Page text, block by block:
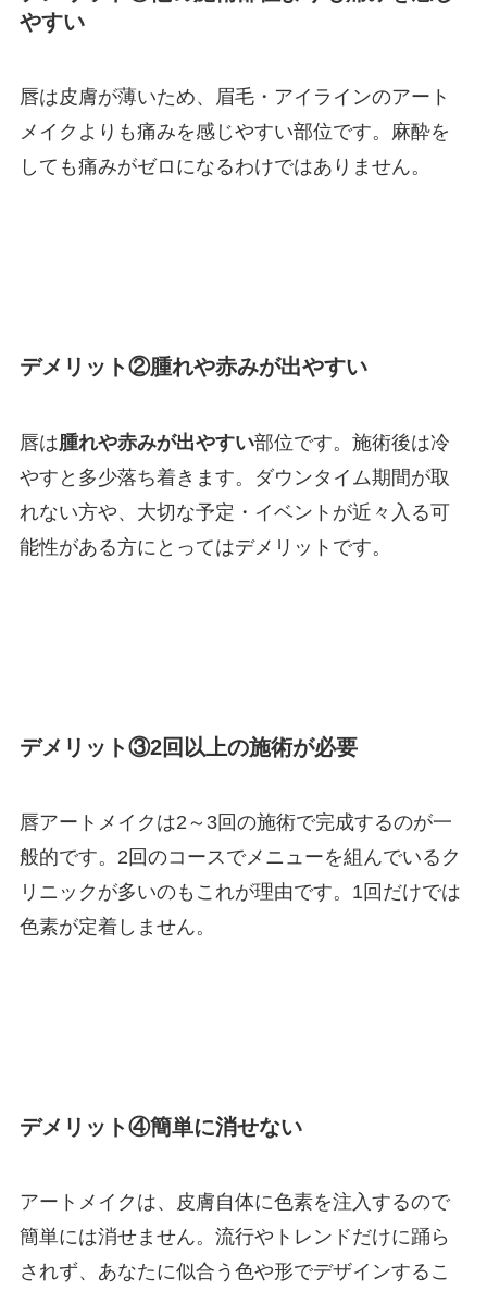
やすい
唇は皮膚が薄いため、眉毛・アイラインのアート
メイクよりも痛みを感じやすい部位です。麻酔を
しても痛みがゼロになるわけではありません。
デメリット②腫れや赤みが出やすい
唇は腫れや赤みが出やすい部位です。施術後は冷
やすと多少落ち着きます。ダウンタイム期間が取
れない方や、大切な予定・イベントが近々入る可
能性がある方にとってはデメリットです。
デメリット③2回以上の施術が必要
唇アートメイクは2～3回の施術で完成するのが一
般的です。2回のコースでメニューを組んでいるク
リニックが多いのもこれが理由です。1回だけでは
色素が定着しません。
デメリット④簡単に消せない
アートメイクは、皮膚自体に色素を注入するので
簡単には消せません。流行やトレンドだけに踊ら
されず、あなたに似合う色や形でデザインするこ